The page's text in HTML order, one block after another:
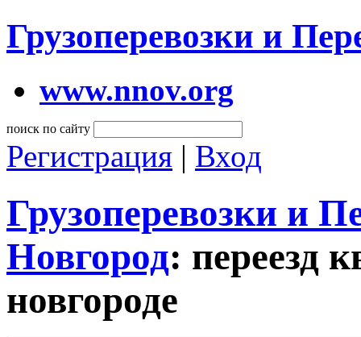
Грузоперевозки и
www.nnov.org
поиск по сайту
Регистрация | Вход
Грузоперевозки и
Новгород: переезд
новгороде